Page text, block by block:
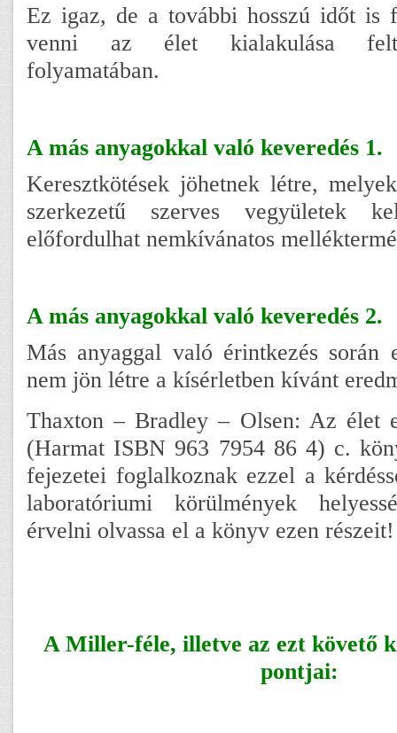
Ez igaz, de a további hosszú időt is
venni az élet kialakulása
folyamatában.
A más anyagokkal való keveredés 1.
Keresztkötések jöhetnek létre,
szerkezetű szerves vegyületek
előfordulhat nemkívánatos
A más anyagokkal való keveredés 2.
Más anyaggal való érintkezés során
nem jön létre a kísérletben kívánt
Thaxton – Bradley – Olsen: Az élet
(Harmat ISBN 963 7954 86 4) c.
fejezetei foglalkoznak ezzel a
laboratóriumi körülmények
érvelni olvassa el a könyv ezen részeit!
A Miller-féle, illetve az ezt követő
pontjai: